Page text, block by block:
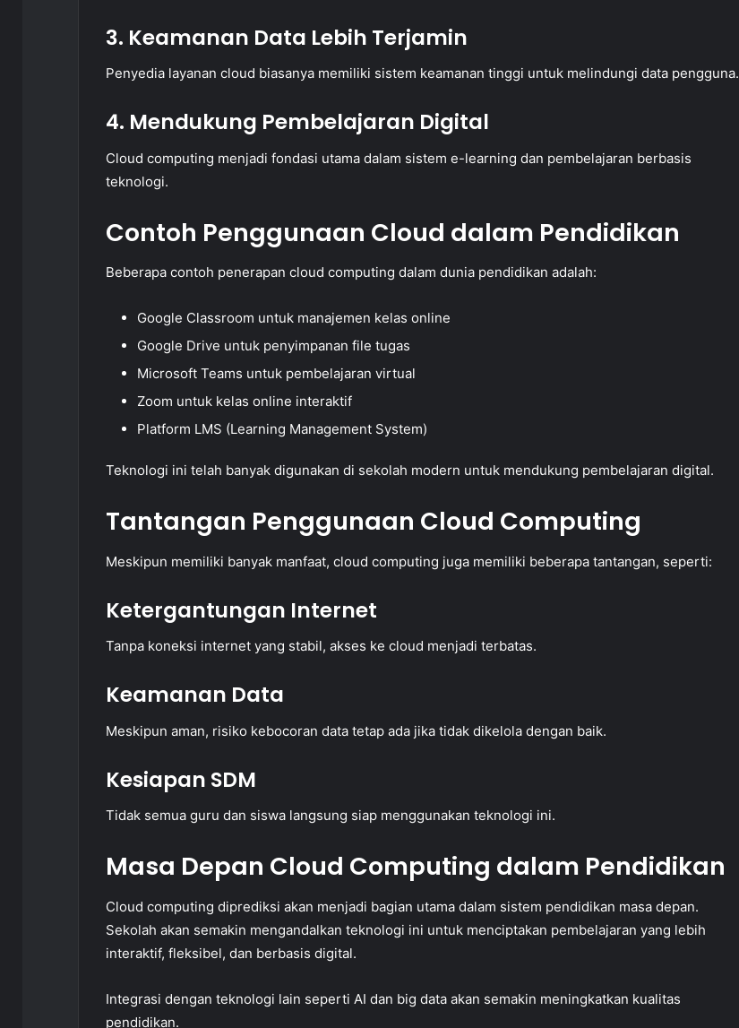
3. Keamanan Data Lebih Terjamin
Penyedia layanan cloud biasanya memiliki sistem keamanan tinggi untuk melindungi data pengguna.
4. Mendukung Pembelajaran Digital
Cloud computing menjadi fondasi utama dalam sistem e-learning dan pembelajaran berbasis
teknologi.
Contoh Penggunaan Cloud dalam Pendidikan
Beberapa contoh penerapan cloud computing dalam dunia pendidikan adalah:
Google Classroom untuk manajemen kelas online
Google Drive untuk penyimpanan file tugas
Microsoft Teams untuk pembelajaran virtual
Zoom untuk kelas online interaktif
Platform LMS (Learning Management System)
Teknologi ini telah banyak digunakan di sekolah modern untuk mendukung pembelajaran digital.
Tantangan Penggunaan Cloud Computing
Meskipun memiliki banyak manfaat, cloud computing juga memiliki beberapa tantangan, seperti:
Ketergantungan Internet
Tanpa koneksi internet yang stabil, akses ke cloud menjadi terbatas.
Keamanan Data
Meskipun aman, risiko kebocoran data tetap ada jika tidak dikelola dengan baik.
Kesiapan SDM
Tidak semua guru dan siswa langsung siap menggunakan teknologi ini.
Masa Depan Cloud Computing dalam Pendidikan
Cloud computing diprediksi akan menjadi bagian utama dalam sistem pendidikan masa depan.
Sekolah akan semakin mengandalkan teknologi ini untuk menciptakan pembelajaran yang lebih
interaktif, fleksibel, dan berbasis digital.
Integrasi dengan teknologi lain seperti AI dan big data akan semakin meningkatkan kualitas
pendidikan.